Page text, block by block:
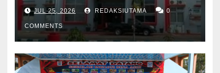
Dalam Lapas Rp 12 Juta/40
Butir
JUL 25, 2026 REDAKSIUTAMA 0
COMMENTS